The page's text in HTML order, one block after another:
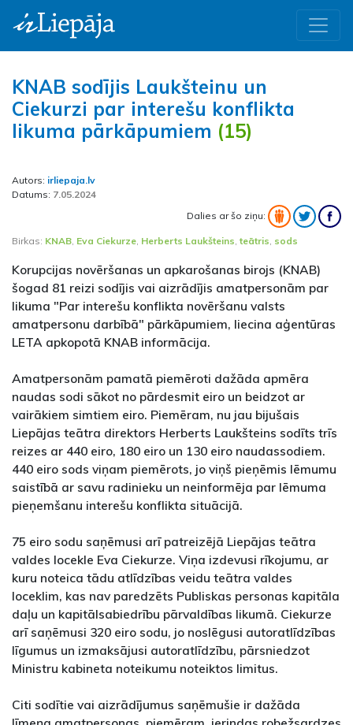
KNAB sodījis Laukšteinu un
Ciekurzi par interešu konflikta
likuma pārkāpumiem (15)
Autors: irliepaja.lv
Datums: 7.05.2024
Dalies ar šo ziņu:
Birkas: KNAB Eva Ciekurze Herberts Laukšteins ,teātris sods
Korupcijas novēršanas un apkarošanas birojs (KNAB)
šogad 81 reizi sodījis vai aizrādījis amatpersonām par
likuma "Par interešu konflikta novēršanu valsts
amatpersonu darbībā" pārkāpumiem, liecina aģentūras
LETA apkopotā KNAB informācija.
Amatpersonām pamatā piemēroti dažāda apmēra
naudas sodi sākot no pārdesmit eiro un beidzot ar
vairākiem simtiem eiro. Piemēram, nu jau bijušais
Liepājas teātra direktors Herberts Laukšteins sodīts trīs
reizes ar 440 eiro, 180 eiro un 130 eiro naudassodiem.
440 eiro sods viņam piemērots, jo viņš pieņēmis lēmumu
saistībā ar savu radinieku un neinformēja par lēmuma
pieņemšanu interešu konflikta situācijā.
75 eiro sodu saņēmusi arī patreizējā Liepājas teātra
valdes locekle Eva Ciekurze. Viņa izdevusi rīkojumu, ar
kuru noteica tādu atlīdzības veidu teātra valdes
loceklim, kas nav paredzēts Publiskas personas kapitāla
daļu un kapitālsabiedrību pārvaldības likumā. Ciekurze
arī saņēmusi 320 eiro sodu, jo noslēgusi autoratlīdzības
līgumus un izmaksājusi autoratlīdzību, pārsniedzot
Ministru kabineta noteikumu noteiktos limitus.
Citi sodītie vai aizrādījumus saņēmušie ir dažāda